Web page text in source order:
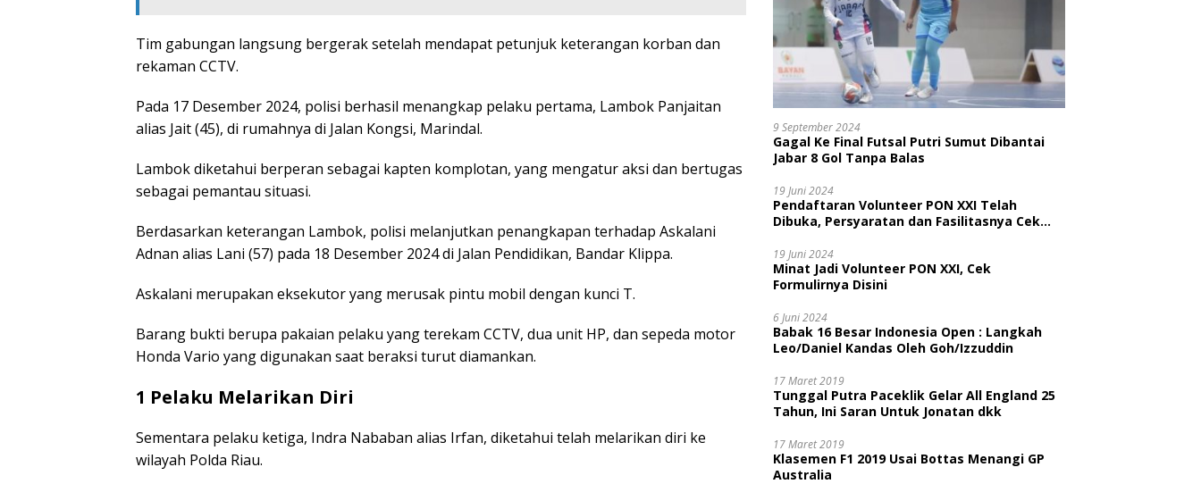
Tim gabungan langsung bergerak setelah mendapat petunjuk keterangan korban dan
rekaman CCTV.
Pada 17 Desember 2024, polisi berhasil menangkap pelaku pertama, Lambok Panjaitan
alias Jait (45), di rumahnya di Jalan Kongsi, Marindal.
Lambok diketahui berperan sebagai kapten komplotan, yang mengatur aksi dan bertugas
sebagai pemantau situasi.
Berdasarkan keterangan Lambok, polisi melanjutkan penangkapan terhadap Askalani
Adnan alias Lani (57) pada 18 Desember 2024 di Jalan Pendidikan, Bandar Klippa.
Askalani merupakan eksekutor yang merusak pintu mobil dengan kunci T.
Barang bukti berupa pakaian pelaku yang terekam CCTV, dua unit HP, dan sepeda motor
Honda Vario yang digunakan saat beraksi turut diamankan.
1 Pelaku Melarikan Diri
Sementara pelaku ketiga, Indra Nababan alias Irfan, diketahui telah melarikan diri ke
wilayah Polda Riau.
9 September 2024
Gagal Ke Final Futsal Putri Sumut Dibantai
Jabar 8 Gol Tanpa Balas
19 Juni 2024
Pendaftaran Volunteer PON XXI Telah
Dibuka, Persyaratan dan Fasilitasnya Cek
19 Juni 2024
Minat Jadi Volunteer PON XXI, Cek
Formulirnya Disini
6 Juni 2024
Babak 16 Besar Indonesia Open : Langkah
Leo/Daniel Kandas Oleh Goh/Izzuddin
17 Maret 2019
Tunggal Putra Paceklik Gelar All England 25
Tahun, Ini Saran Untuk Jonatan dkk
17 Maret 2019
Klasemen F1 2019 Usai Bottas Menangi GP
Australia